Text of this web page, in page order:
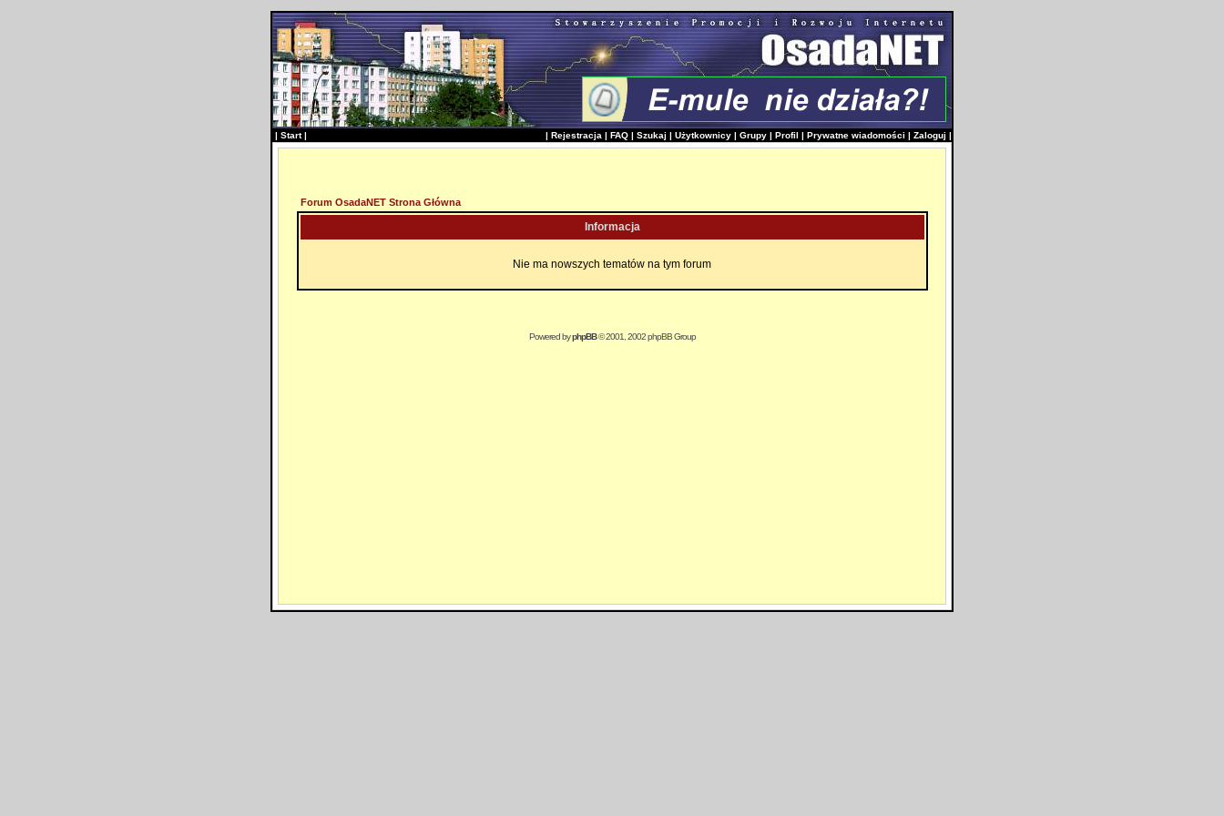
| Start| | Rejestracja | FAQ | Szukaj | Użytkownicy | Grupy | Profil | Prywatne wiadomości | Zaloguj |
Forum OsadaNET Strona Główna
Informacja
Nie ma nowszych tematów na tym forum
Powered byphpBB© 2001, 2002 phpBB Group